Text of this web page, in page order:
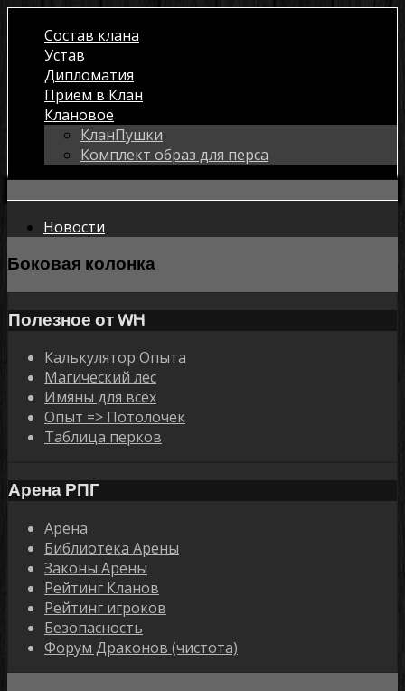
Состав клана
Устав
Дипломатия
Прием в Клан
Клановое
КланПушки
Комплект образ для перса
Новости
Боковая колонка
Полезное от WH
Калькулятор Опыта
Магический лес
Имяны для всех
Опыт => Потолочек
Таблица перков
Арена РПГ
Арена
Библиотека Арены
Законы Арены
Рейтинг Кланов
Рейтинг игроков
Безопасность
Форум Драконов (чистота)